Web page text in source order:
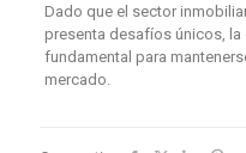
Dado que el sector
presenta desafíos únicos,
fundamental para
mercado.